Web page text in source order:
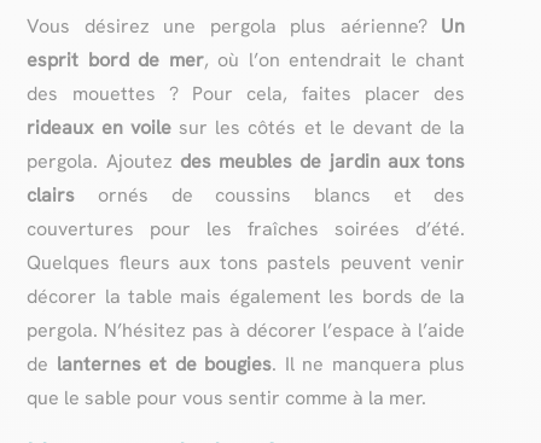
Vous désirez une pergola plus aérienne?Un
esprit bord de mer, où l’on entendrait le chant
des mouettes ? Pour cela, faites placer des
rideaux en voilesur les côtés et le devant de la
pergola. Ajoutez des meubles de jardin aux tons
clairs ornés de coussins blancs et des
couvertures pour les fraîches soirées d’été.
Quelques fleurs aux tons pastels peuvent venir
décorer la table mais également les bords de la
pergola. N’hésitez pas à décorer l’espace à l’aide
de lanternes et de bougies. Il ne manquera plus
que le sable pour vous sentir comme à la mer.